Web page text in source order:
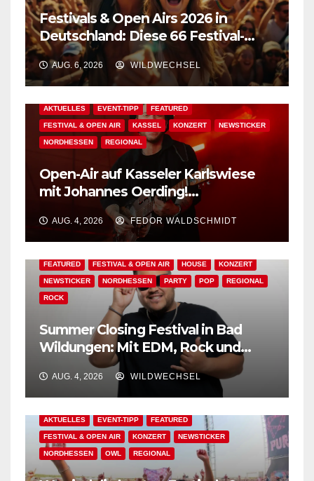
Festivals & Open Airs 2026 in
Deutschland: Diese 66 Festival-
Events warten auf Dich!
AUG. 6, 2026 WILDWECHSEL
AKTUELLES EVENT-TIPP FEATURED
FESTIVAL & OPEN AIR KASSEL KONZERT NEWSTICKER
NORDHESSEN REGIONAL
Open-Air auf Kasseler Karlswiese
mit Johannes Oerding!
Zusatzkontingent an Tickets
erhältlich!
AUG. 4, 2026 FEDOR WALDSCHMIDT
FEATURED FESTIVAL & OPEN AIR HOUSE KONZERT
NEWSTICKER NORDHESSEN PARTY POP REGIONAL
ROCK
Summer Closing Festival in Bad
Wildungen: Mit EDM, Rock und
Festivalflair klingt der Sommer aus!
AUG. 4, 2026 WILDWECHSEL
AKTUELLES EVENT-TIPP FEATURED
FESTIVAL & OPEN AIR KONZERT NEWSTICKER
NORDHESSEN OWL REGIONAL